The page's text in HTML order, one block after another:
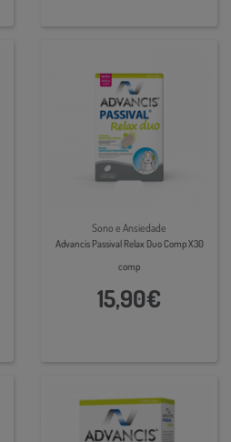
Sono e Ansiedade
Advancis Passival Relax Duo Comp X30
comp
15,90€